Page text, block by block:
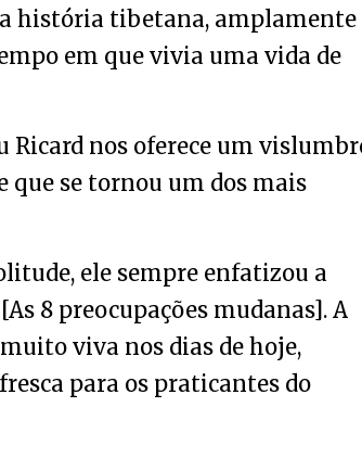
história tibetana, amplamente
em que vivia uma vida de
Ricard nos oferece um
que se tornou um dos mais
ele sempre enfatizou a
8 preocupações mudanas]. A
viva nos dias de hoje,
para os praticantes do